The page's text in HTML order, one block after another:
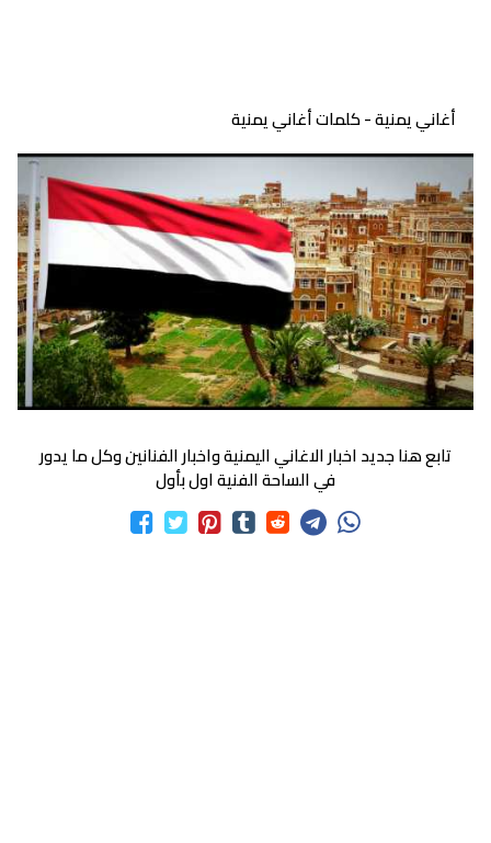
أغاني يمنية - كلمات أغاني يمنية
تابع هنا جديد اخبار الاغاني اليمنية واخبار الفنانين وكل ما يدور
في الساحة الفنية اول بأول